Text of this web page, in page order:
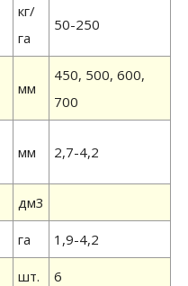
кг/
га
50-250
мм
450, 500, 600,
700
мм 2,7-4,2
дм3
га 1,9-4,2
шт. 6